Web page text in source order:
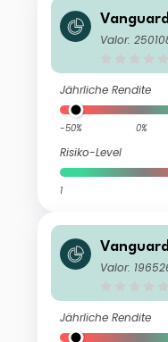
d
Valor:
Jährliche Rendite
-50% 0%
Risiko-Level
1
d USD
Valor:
Jährliche Rendite